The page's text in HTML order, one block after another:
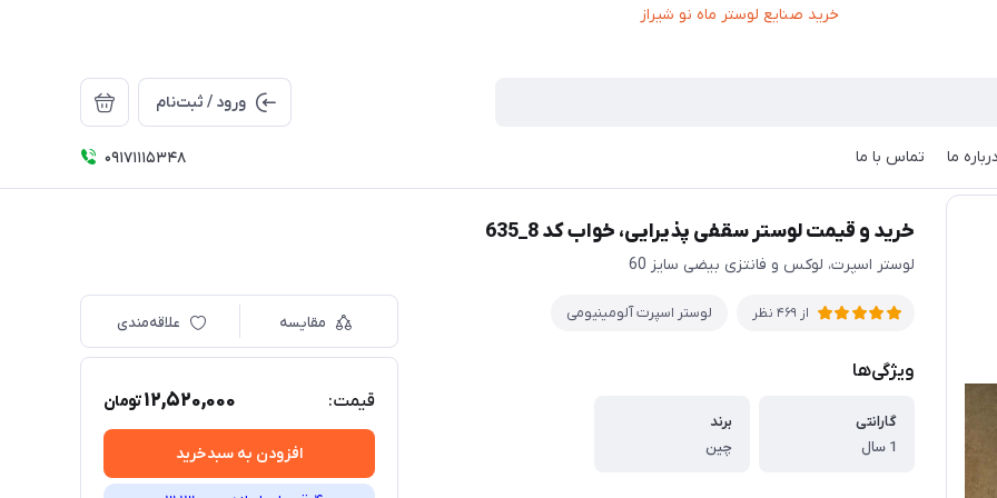
ورود / ثبت‌نام
درباره ما تماس با ما 09171115348 خرید و قیمت لوستر سقفی پذیرایی، خواب کد 8_635
خرید و قیمت لوستر سقفی پذیرایی، خواب کد 8_635
لوستر اسپرت، لوکس و فانتزی بیضی سایز 60
از 469 نظر لوستر اسپرت آلومینیومی
ویژگی‌ها
گارانتی
1 سال
برند
چین
مقایسه علاقه‌مندی
قیمت: 12,520,000تومان
افزودن به سبدخرید